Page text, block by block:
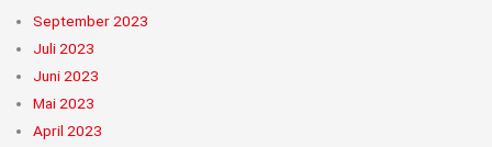
September 2023
Juli 2023
Juni 2023
Mai 2023
April 2023